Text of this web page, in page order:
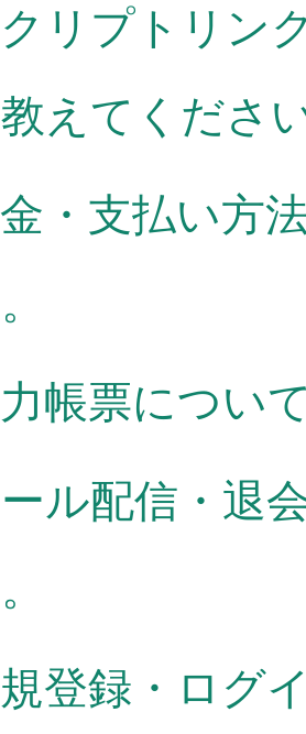
クリプトリン
えてくださ
・支払い方
帳票につい
ル配信・退
登録・ログ